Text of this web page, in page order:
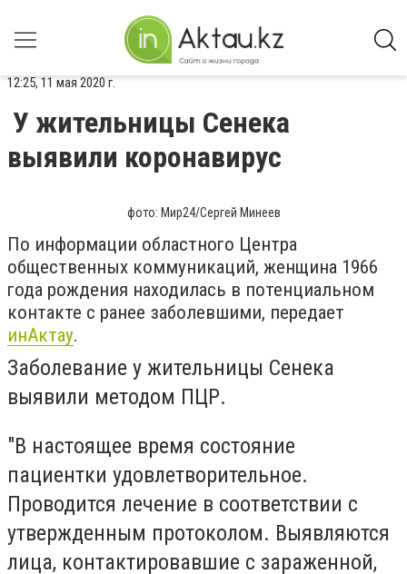
12:25, 11 мая 2020 г.
У жительницы Сенека
выявили коронавирус
фото: Мир24/Сергей Минеев
По информации областного Центра
общественных коммуникаций, женщина 1966
года рождения находилась в потенциальном
контакте с ранее заболевшими, передает
инАктау.
Заболевание у жительницы Сенека
выявили методом ПЦР.
"В настоящее время состояние
пациентки удовлетворительное.
Проводится лечение в соответствии с
утвержденным протоколом. Выявляются
лица, контактировавшие с зараженной,